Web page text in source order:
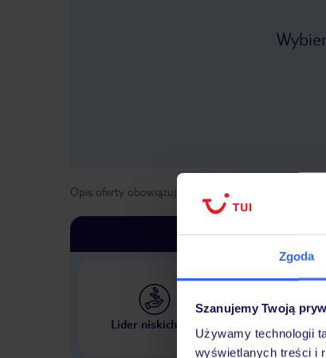
Zgoda
Szanujemy Twoją
Używamy technologii
wyświetlanych treści i
Opis oferty obowiązuje dla wyjazdów w terminie
Lider niskich cen
Największe
w